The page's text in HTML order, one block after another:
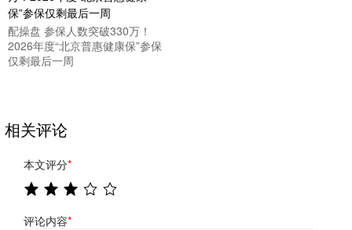
配操盘 参保人数突破330万！
2026年度“北京普惠健康保”参保
仅剩最后一周
相关评论
本文评分*
评论内容*